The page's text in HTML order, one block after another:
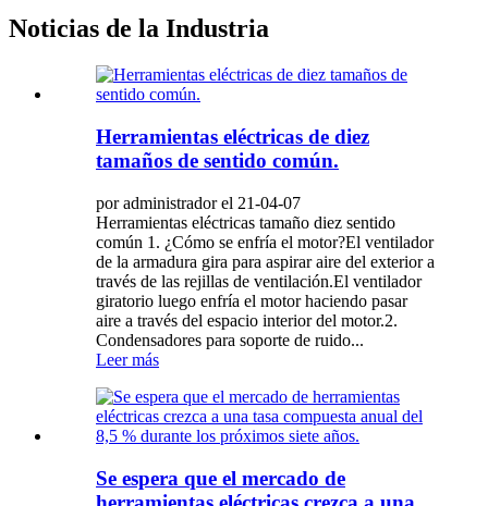
Noticias de la Industria
Herramientas eléctricas de diez
tamaños de sentido común.
por administrador el 21-04-07
Herramientas eléctricas tamaño diez sentido
común 1. ¿Cómo se enfría el motor?El ventilador
de la armadura gira para aspirar aire del exterior a
través de las rejillas de ventilación.El ventilador
giratorio luego enfría el motor haciendo pasar
aire a través del espacio interior del motor.2.
Condensadores para soporte de ruido...
Leer más
Se espera que el mercado de